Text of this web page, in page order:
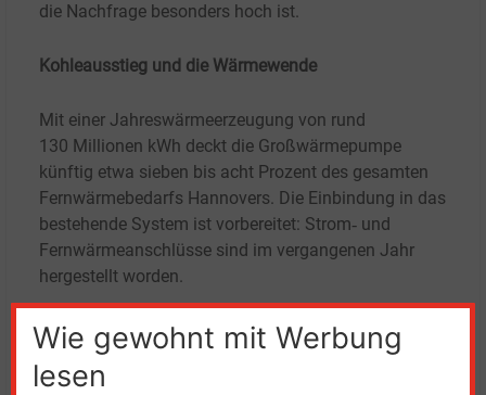
Wie gewohnt mit Werbung
lesen
die Nachfrage besonders hoch ist.
Kohleausstieg und die Wärmewende
Mit einer Jahreswärmeerzeugung von rund
130 Millionen kWh deckt die Großwärmepumpe
künftig etwa sieben bis acht Prozent des gesamten
Fernwärmebedarfs Hannovers. Die Einbindung in das
bestehende System ist vorbereitet: Strom‑ und
Fernwärmeanschlüsse sind im vergangenen Jahr
hergestellt worden.
Die vollständige Montage der Anlage ist bis Ende
2026 vorgesehen, anschließend geht sie in den
Regelbetrieb. Insgesamt investiert Enercity nach